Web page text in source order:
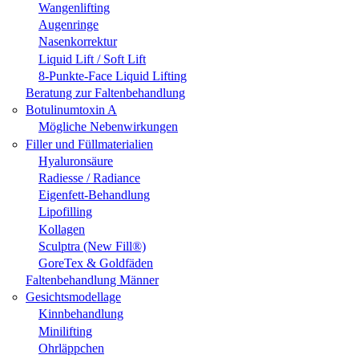
Wangenlifting
Augenringe
Nasenkorrektur
Liquid Lift / Soft Lift
8-Punkte-Face Liquid Lifting
Beratung zur Faltenbehandlung
Botulinumtoxin A
Mögliche Nebenwirkungen
Filler und Füllmaterialien
Hyaluronsäure
Radiesse / Radiance
Eigenfett-Behandlung
Lipofilling
Kollagen
Sculptra (New Fill®)
GoreTex & Goldfäden
Faltenbehandlung Männer
Gesichtsmodellage
Kinnbehandlung
Minilifting
Ohrläppchen